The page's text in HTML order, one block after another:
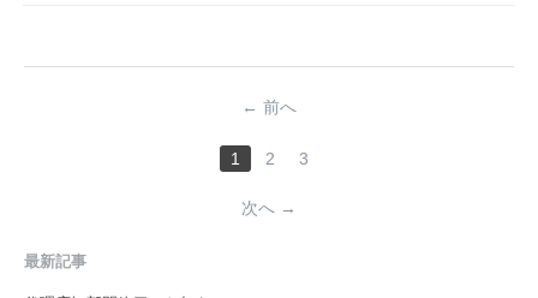
前へ
1 2 3
次へ
最新記事